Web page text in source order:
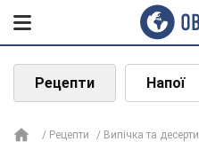
Рецепти Напої
Рецепти Випічка та десерти